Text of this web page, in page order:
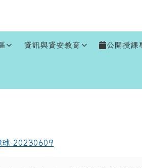
資訊與資安教育 公開授課
球-20230609